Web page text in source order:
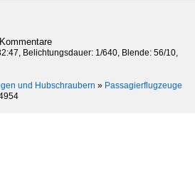
Belichtungsdauer: 1/640, Blende: 56/10,
und Hubschraubern » Passagierflugzeuge